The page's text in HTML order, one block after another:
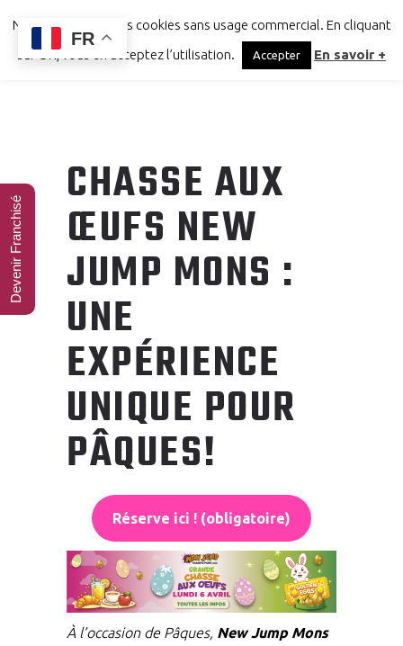
CHASSE AUX
ŒUFS NEW
JUMP MONS :
UNE
EXPÉRIENCE
UNIQUE POUR
PÂQUES!
Réserve ici ! (obligatoire)
À l’occasion de Pâques, New Jump Mons
Notre site utilise des cookies sans usage commercial. En cliquant
sur OK, vous en acceptez l’utilisation.
Accepter En savoir +
FR
Devenir Franchisé